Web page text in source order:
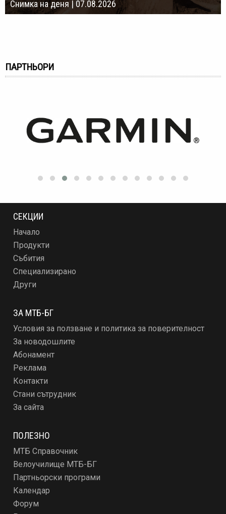
Снимка на деня | 07.08.2026
ПАРТНЬОРИ
СЕКЦИИ
Начало
Продукти
Събития
Специализирано
Други
ЗА МТБ-БГ
Условия за ползване и политика за поверителност
За новодошлите
Абонамент
Реклама
Контакти
Стани сътрудник
За сайта
ПОЛЕЗНО
МТБ Справочник
Велоучилище МТБ-БГ
Партньорски програми
Календар
Форум